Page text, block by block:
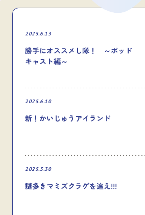
2025.6.13
勝手にオススメし隊！ ～ポッド
キャスト編～
2025.6.10
新！かいじゅうアイランド
2025.5.30
謎多きマミズクラゲを追え!!!